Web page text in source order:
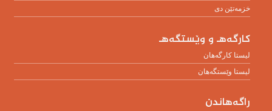
خزمەتێن دی
كارگەهـ و وێستگەهـ
لیستا کارگەهان
لیستا وێستگەهان
راگەهاندن